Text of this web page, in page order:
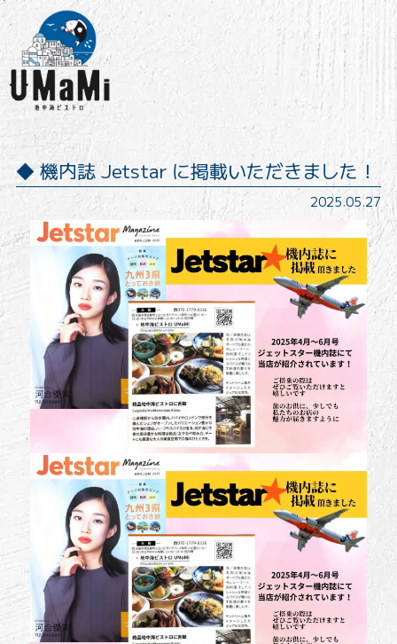
機内誌 Jetstar に掲載いただきました！
2025.05.27